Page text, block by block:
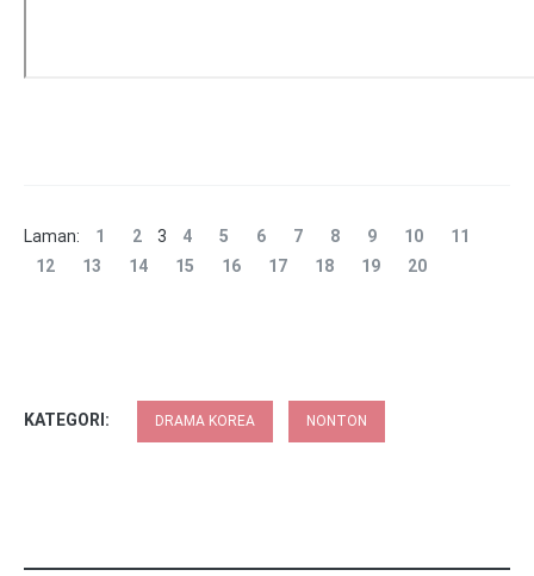
Laman: 1 2 3 4 5 6 7 8 9 10
11
12
13 14 15 16 17 18 19 20
KATEGORI: DRAMA KOREA NONTON